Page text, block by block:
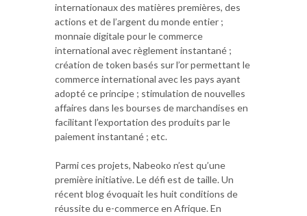
internationaux des matières premières, des
actions et de l’argent du monde entier ;
monnaie digitale pour le commerce
international avec règlement instantané ;
création de token basés sur l’or permettant le
commerce international avec les pays ayant
adopté ce principe ; stimulation de nouvelles
affaires dans les bourses de marchandises en
facilitant l’exportation des produits par le
paiement instantané ; etc.
Parmi ces projets, Nabeoko n’est qu’une
première initiative. Le défi est de taille. Un
récent blog évoquait les huit conditions de
réussite du e-commerce en Afrique. En